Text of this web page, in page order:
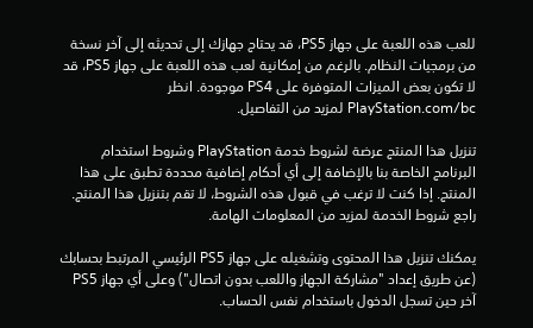
م
ن
ل
ق
‎PlayStation.com/bc لمزيد من التفاصيل.
راجع شروط الخدمة لمزيد من المعلومات الهامة.
آخر حين تسجل الدخول باستخدام نفس الحساب.